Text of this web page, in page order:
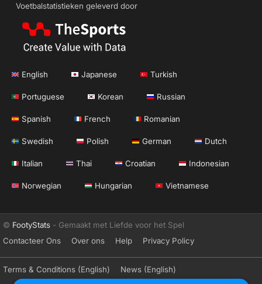
Voetbalstatistieken geleverd door
English Japanese Turkish
Portuguese Korean Russian
Spanish French Romanian
Swedish Polish German Dutch
Italian Thai Croatian Indonesian
Norwegian Hungarian Vietnamese
© FootyStats - Gemaakt met Liefde voor het Spel
Contacteer Ons
Over ons Help Privacy Policy
Terms & Conditions (English) News (English)